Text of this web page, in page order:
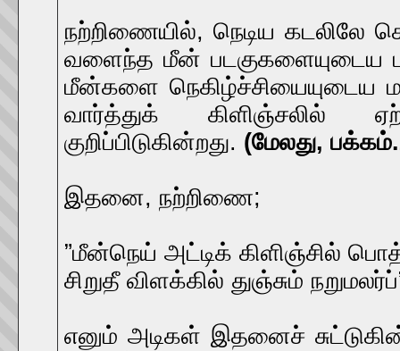
நற்றிணையில், நெடிய கடலிலே
வளைந்த மீன் படகுகளையுடைய
மீன்களை நெகிழ்ச்சியையுடைய
வார்த்துக் கிளிஞ்சலில்
குறிப்பிடுகின்றது. (மேலது,
இதனை, நற்றிணை;
”மீன்நெய் அட்டிக் கிளிஞ்சில்
சிறுதீ விளக்கில் துஞ்சும்
எனும் அடிகள் இதனைச்